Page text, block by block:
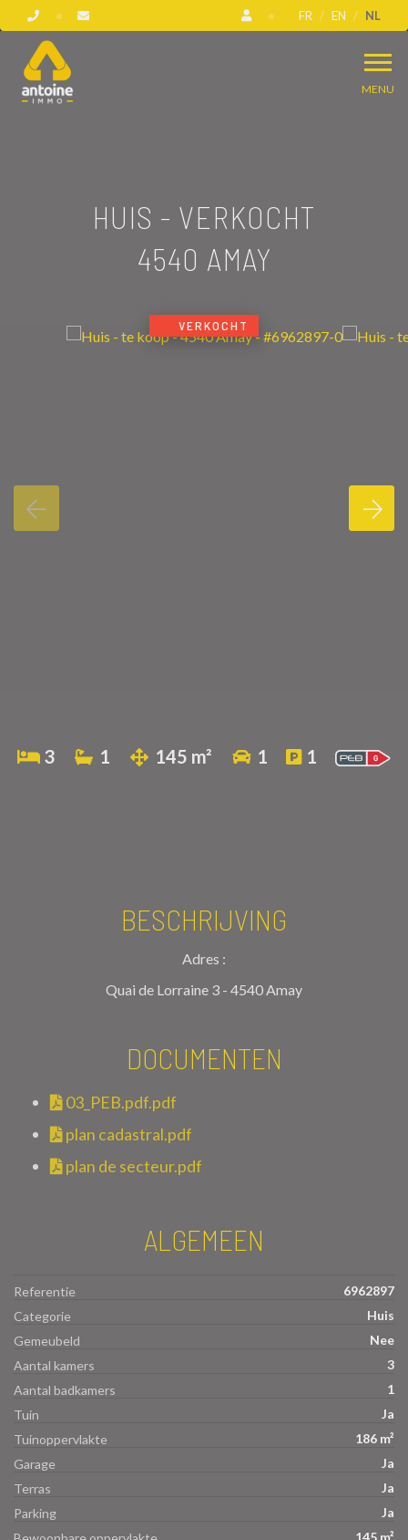
FR EN NL
MENU
HUIS - VERKOCHT
4540 AMAY
VERKOCHT
3 1 145 m² 1 1
BESCHRIJVING
Adres :
Quai de Lorraine 3 - 4540 Amay
DOCUMENTEN
03_PEB.pdf.pdf
plan cadastral.pdf
plan de secteur.pdf
ALGEMEEN
Referentie
6962897
Categorie
Huis
Gemeubeld
Nee
Aantal kamers
3
Aantal badkamers
1
Tuin
Ja
Tuinoppervlakte
186 m²
Garage
Ja
Terras
Ja
Parking
Ja
145 m²